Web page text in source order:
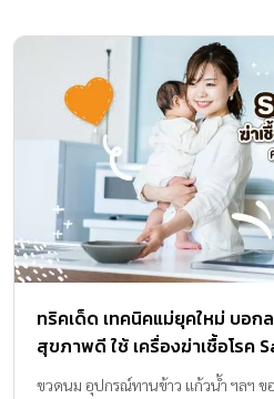
ทริคเด็ด เทคนิคแม่ยุคใหม่ บอก
สุขภาพดี ใช้ เครื่องฆ่าเชื้อโรค
ขวดนม อุปกรณ์ทานข้าว แก้วน้ำ ฯลฯ ข